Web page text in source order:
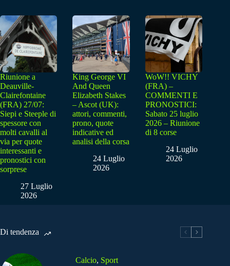
Riunione a
Deauville-
Clairefontaine
(FRA) 27/07:
Siepi e Steeple di
spessore con
molti cavalli al
via per quote
interessanti e
pronostici con
sorprese
27 Luglio
2026
King George VI
And Queen
Elizabeth Stakes
– Ascot (UK):
attori, commenti,
prono, quote
indicative ed
analisi della corsa
24 Luglio
2026
WoW!! VICHY
(FRA) –
COMMENTI E
PRONOSTICI:
Sabato 25 luglio
2026 – Riunione
di 8 corse
24 Luglio
2026
Di tendenza
Calcio, Sport